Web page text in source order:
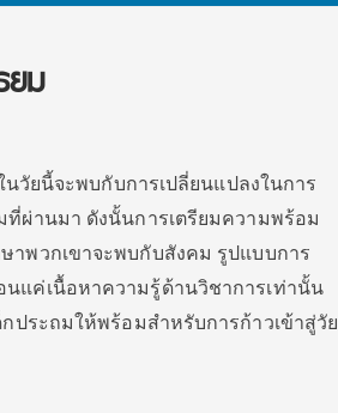
ม
วัยนี้จะพบกับการเปลี่ยนแปลงในการ
ที่ผ่านมา ดังนั้นการเตรียมความพร้อม
าพวกเขาจะพบกับสังคม รูปแบบการ
แค่เนื้อหาความรู้ด้านวิชาการเท่านั้น
ประถมให้พร้อมสำหรับการก้าวเข้าสู่วัย